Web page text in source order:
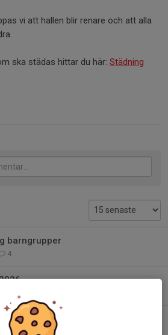
vi att hallen blir renare och att alla
ska städas hittar du här: Städning
barngrupper
4
för alla tävlingsgrupper VT2026